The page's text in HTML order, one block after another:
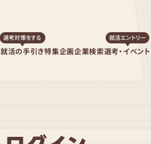
就活の手引き
選考対策をする
特集企画企業検索選考・イベント
就活エントリー